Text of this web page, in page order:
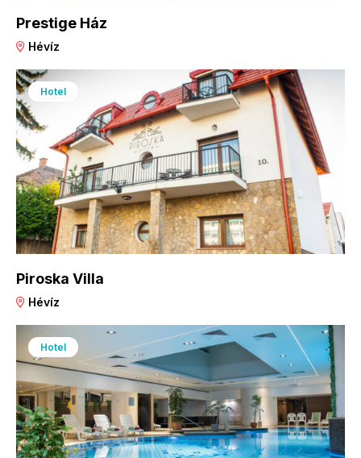
Prestige Ház
Hévíz
Hotel
Piroska Villa
Hévíz
Hotel